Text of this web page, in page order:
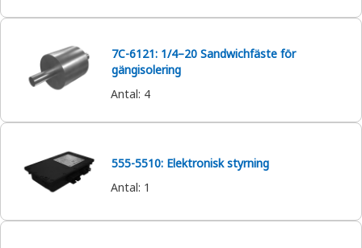
7C-6121: 1/4–20 Sandwichfäste för
gängisolering
Antal: 4
555-5510: Elektronisk styrning
Antal: 1